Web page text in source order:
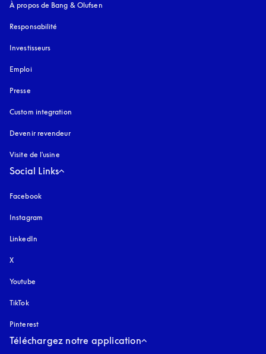
À propos de Bang & Olufsen
Responsabilité
Investisseurs
Emploi
Presse
Custom integration
Devenir revendeur
Visite de l'usine
Social Links
Facebook
Instagram
LinkedIn
X
Youtube
TikTok
Pinterest
Téléchargez notre application